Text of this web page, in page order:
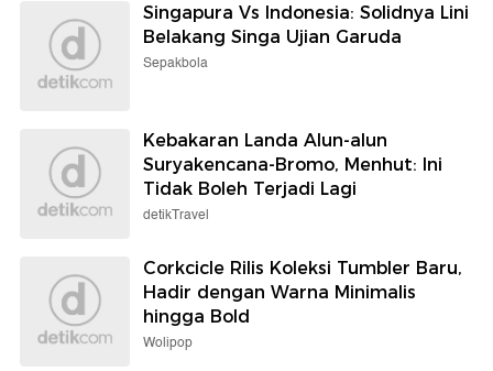
Singapura Vs Indonesia: Solidnya Lini
Belakang Singa Ujian Garuda
Sepakbola
Kebakaran Landa Alun-alun
Suryakencana-Bromo, Menhut: Ini
Tidak Boleh Terjadi Lagi
detikTravel
Corkcicle Rilis Koleksi Tumbler Baru,
Hadir dengan Warna Minimalis
hingga Bold
Wolipop